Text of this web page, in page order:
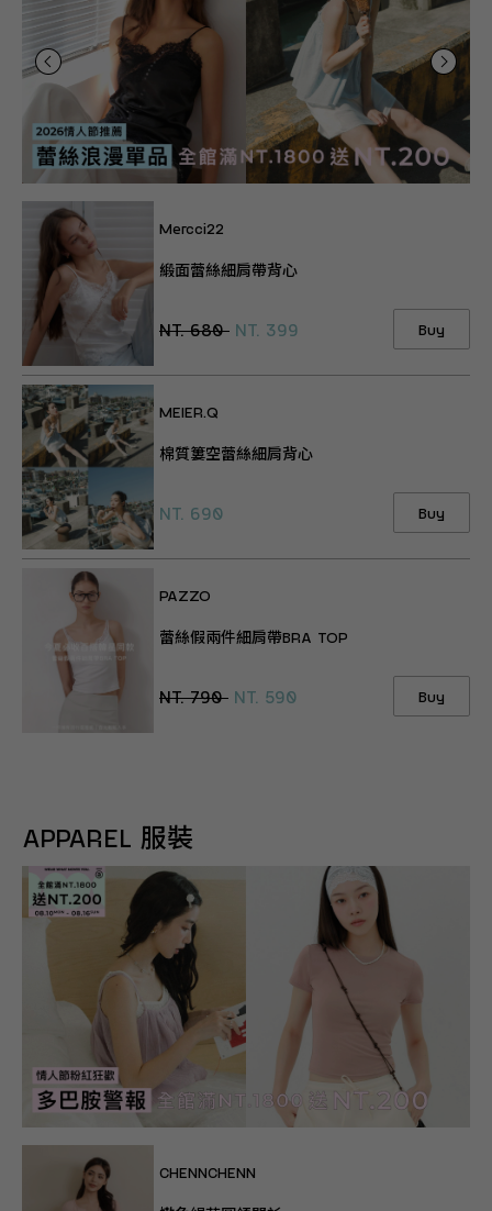
Mercci22
緞面蕾絲細肩帶背心
NT. 680 NT. 399 Buy
MEIER.Q
棉質簍空蕾絲細肩背心
NT. 690 Buy
PAZZO
蕾絲假兩件細肩帶BRA TOP
NT. 790 NT. 590 Buy
APPAREL 服裝
CHENNCHENN